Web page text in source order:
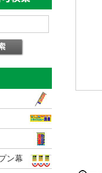
ン幕